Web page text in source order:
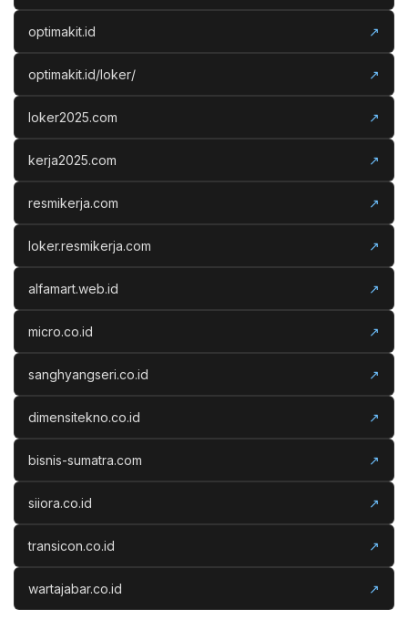
optimakit.id ↗
optimakit.id/loker/ ↗
loker2025.com ↗
kerja2025.com ↗
resmikerja.com ↗
loker.resmikerja.com ↗
alfamart.web.id ↗
micro.co.id ↗
sanghyangseri.co.id ↗
dimensitekno.co.id ↗
bisnis-sumatra.com ↗
siiora.co.id ↗
transicon.co.id ↗
wartajabar.co.id ↗